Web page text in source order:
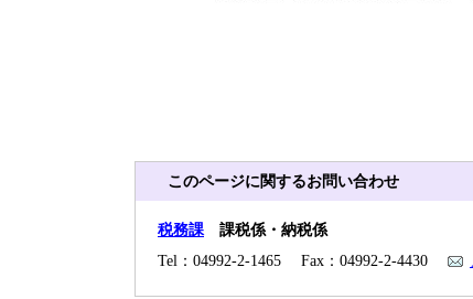
このページに関するお問い合わせ
税務課 課税係・納税係
Tel：04992-2-1465 Fax：04992-2-4430